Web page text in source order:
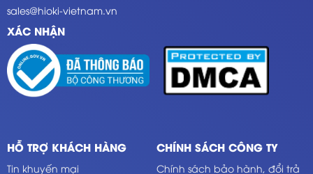
sales@hioki-vietnam.vn
XÁC NHẬN
HỖ TRỢ KHÁCH HÀNG
Tin khuyến mại
CHÍNH SÁCH CÔNG TY
Chính sách bảo hành, đổi trả